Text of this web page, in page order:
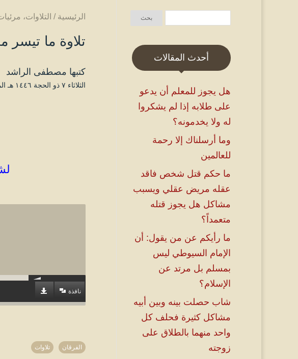
الرئيسية / التلاوات،
تلاوة ما تيسر
كتبها مصطفى الراشد
الثلاثاء ۷ ذو الحجة ۱٤٤٦ هـ الموافق ۳ يونيو ۲۰۲۵ مـ |
نافذة
الفرقان تلاوات
أحدث المقالات
هل يجوز للمعلم أن يدعو
على طلابه إذا لم يشكروا
له ولا يخدمونه؟
وما أرسلناك إلا رحمة
للعالمين
ما حكم قتل شخص فاقد
عقله مريض عقلي ويسبب
مشاكل هل يجوز قتله
متعمداً؟
ما رأيكم عن من يقول: أن
الإمام السيوطي ليس
بمسلم بل مرتد عن
الإسلام؟
شاب حصلت بينه وبين أبيه
مشاكل كثيرة فحلف كل
واحد منهما بالطلاق على
زوجته